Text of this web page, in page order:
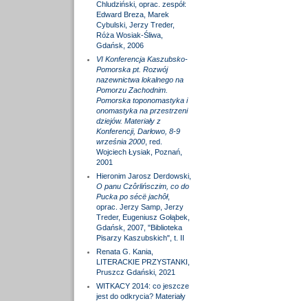
Chludziński, oprac. zespół:
Edward Breza, Marek
Cybulski, Jerzy Treder,
Róża Wosiak-Śliwa,
Gdańsk, 2006
VI Konferencja Kaszubsko-
Pomorska pt. Rozwój
nazewnictwa lokalnego na
Pomorzu Zachodnim.
Pomorska toponomastyka i
onomastyka na przestrzeni
dziejów. Materiały z
Konferencji, Darłowo, 8-9
września 2000, red.
Wojciech Łysiak, Poznań,
2001
Hieronim Jarosz Derdowski,
O panu Czôrlińsczim, co do
Pucka po sécë jachôł,
oprac. Jerzy Samp, Jerzy
Treder, Eugeniusz Gołąbek,
Gdańsk, 2007, "Biblioteka
Pisarzy Kaszubskich", t. II
Renata G. Kania,
LITERACKIE PRZYSTANKI,
Pruszcz Gdański, 2021
WITKACY 2014: co jeszcze
jest do odkrycia? Materiały